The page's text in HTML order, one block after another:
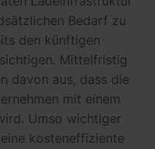
Bedarf zu
den künftigen
Mittelfristig
davon aus, dass die
mit einem
Umso wichtiger
kosteneffiziente